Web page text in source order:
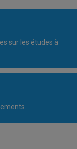
sur les études à